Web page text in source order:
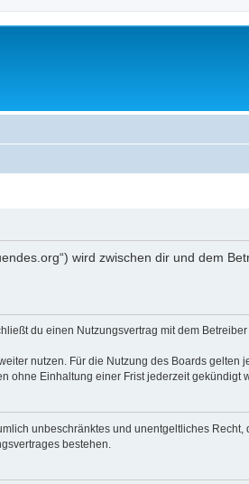
wird zwischen dir und dem
du einen Nutzungsvertrag mit dem
nutzen. Für die Nutzung des Boards
ohne Einhaltung einer Frist jederzeit gekündigt
unbeschränktes und unentgeltliches
bestehen.